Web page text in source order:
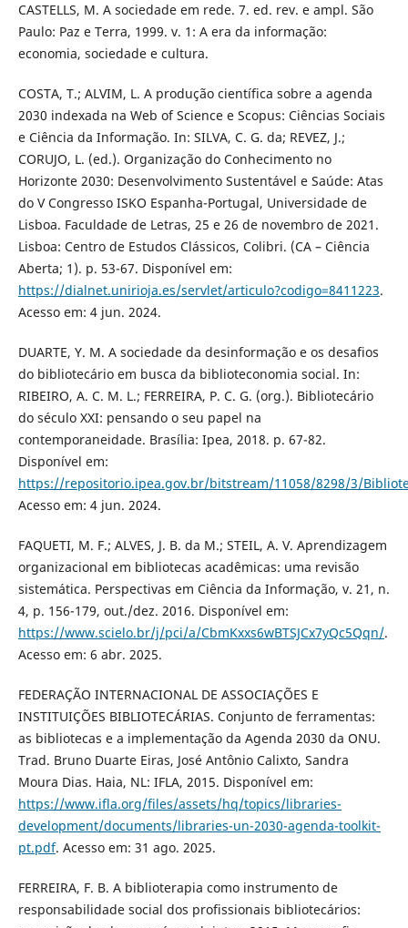
CASTELLS, M. A sociedade em rede. 7. ed. rev. e ampl. São
Paulo: Paz e Terra, 1999. v. 1: A era da informação:
economia, sociedade e cultura.
COSTA, T.; ALVIM, L. A produção científica sobre a agenda
2030 indexada na Web of Science e Scopus: Ciências Sociais
e Ciência da Informação. In: SILVA, C. G. da; REVEZ, J.;
CORUJO, L. (ed.). Organização do Conhecimento no
Horizonte 2030: Desenvolvimento Sustentável e Saúde: Atas
do V Congresso ISKO Espanha-Portugal, Universidade de
Lisboa. Faculdade de Letras, 25 e 26 de novembro de 2021.
Lisboa: Centro de Estudos Clássicos, Colibri. (CA – Ciência
Aberta; 1). p. 53-67. Disponível em:
https://dialnet.unirioja.es/servlet/articulo?codigo=8411223.
Acesso em: 4 jun. 2024.
DUARTE, Y. M. A sociedade da desinformação e os desafios
do bibliotecário em busca da biblioteconomia social. In:
RIBEIRO, A. C. M. L.; FERREIRA, P. C. G. (org.). Bibliotecário
do século XXI: pensando o seu papel na
contemporaneidade. Brasília: Ipea, 2018. p. 67-82.
Disponível em:
https://repositorio.ipea.gov.br/bitstream/11058/8298/3/
Acesso em: 4 jun. 2024.
FAQUETI, M. F.; ALVES, J. B. da M.; STEIL, A. V. Aprendizagem
organizacional em bibliotecas acadêmicas: uma revisão
sistemática. Perspectivas em Ciência da Informação, v. 21, n.
4, p. 156-179, out./dez. 2016. Disponível em:
https://www.scielo.br/j/pci/a/CbmKxxs6wBTSJCx7yQc5Qqn/.
Acesso em: 6 abr. 2025.
FEDERAÇÃO INTERNACIONAL DE ASSOCIAÇÕES E
INSTITUIÇÕES BIBLIOTECÁRIAS. Conjunto de ferramentas:
as bibliotecas e a implementação da Agenda 2030 da ONU.
Trad. Bruno Duarte Eiras, José Antônio Calixto, Sandra
Moura Dias. Haia, NL: IFLA, 2015. Disponível em:
https://www.ifla.org/files/assets/hq/topics/libraries-
development/documents/libraries-un-2030-agenda-toolkit-
pt.pdf. Acesso em: 31 ago. 2025.
FERREIRA, F. B. A biblioterapia como instrumento de
responsabilidade social dos profissionais bibliotecários: